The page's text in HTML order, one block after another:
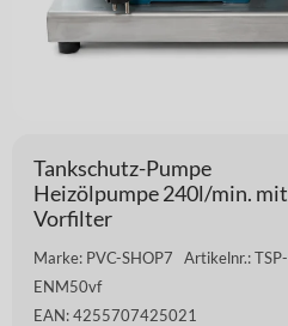
Tankschutz-Pumpe
Heizölpumpe 240l/min. mit
Vorfilter
Marke: PVC-SHOP7 Artikelnr.: TSP-
ENM50vf
EAN: 4255707425021